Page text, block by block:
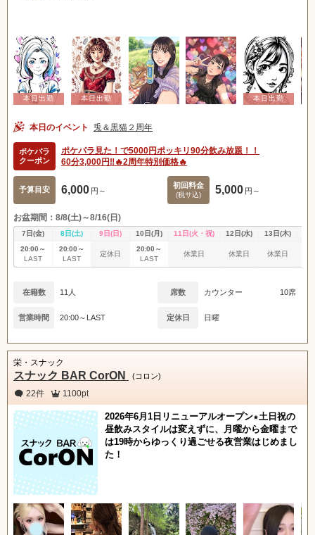
本日のイベント 兎＆黒猫２周年
ポケパラ
クーポン
ポケパラ見た！で5000円ポッキリ90分飲み放題！！
60分3,000円‼️🔥2周年特別価格🔥
予算目安 6,000 円～
初回料金
(税サ込) 5,000 円～
お盆期間：8/8(土)～8/16(日)
7日(金) 8日(土) 9日(日) 10日(月) 11日(火・祝) 12日(水) 13日(木)
20:00～
LAST
20:00～
LAST
定休日
20:00～
LAST
休業日 休業日 休業日
在籍数 11人 席数 カウンター 10席
営業時間 20:00～LAST 定休日 日曜
栄・スナック
スナック BAR CorON (コロン)
22件 1100pt
2026年6月1日リニューアルオープン★土日祝の
昼飲みスタイルは変えずに、月曜から金曜まで
は19時からゆっくり過ごせる夜営業はじめまし
た！